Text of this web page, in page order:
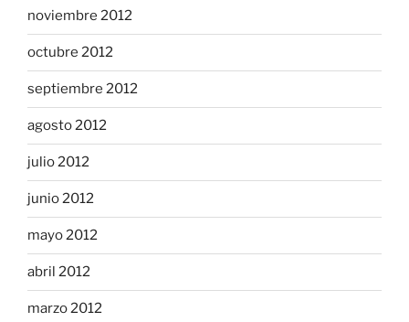
noviembre 2012
octubre 2012
septiembre 2012
agosto 2012
julio 2012
junio 2012
mayo 2012
abril 2012
marzo 2012